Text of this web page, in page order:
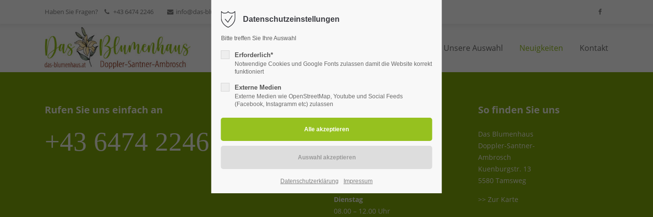
Haben Sie Fragen? +43 6474 2246 info@das-blumenhaus.at
Unsere Auswahl Neuigkeiten Kontakt
Rufen Sie uns einfach an
+43 6474 2246
Montag und Mittwoch -
Freitag
08.00 – 12.00 Uhr
und
14.00 – 18.00 Uhr
Dienstag
08.00 – 12.00 Uhr
So finden Sie uns
Das Blumenhaus
Doppler-Santner-
Ambrosch
Kuenburgstr. 13
5580 Tamsweg
>> Zur Karte
Datenschutzeinstellungen
Bitte treffen Sie Ihre Auswahl
Erforderlich*
Notwendige Cookies und Google Fonts zulassen damit die Website korrekt
funktioniert
Externe Medien
Externe Medien wie OpenStreetMap, Youtube und Social Feeds
(Facebook, Instagramm etc) zulassen
Datenschutzerklärung Impressum